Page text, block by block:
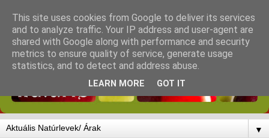
▼
This site uses cookies from Google to deliver its services
and to analyze traffic. Your IP address and user-agent are
shared with Google along with performance and security
metrics to ensure quality of service, generate usage
statistics, and to detect and address abuse.
LEARN MORE GOT IT